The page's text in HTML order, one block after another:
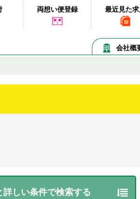
両想い便登録 最近見た求
会社概
詳しい条件で検索する